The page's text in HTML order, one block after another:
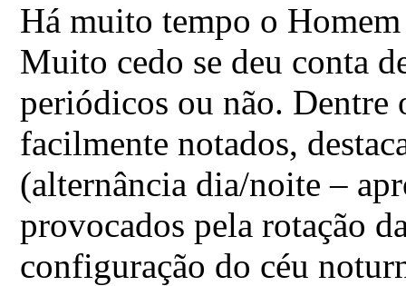
Há muito tempo o
Muito cedo se deu conta
periódicos ou não. Dentre
facilmente notados,
(alternância dia/noite –
provocados pela rotação
configuração do céu